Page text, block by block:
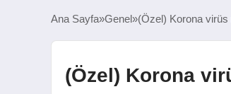
Ana Sayfa Genel (Özel) Korona virüs
(Özel) Korona